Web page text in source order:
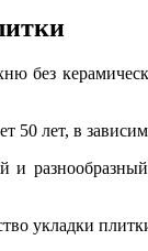
без
50 лет, в
и
укладки